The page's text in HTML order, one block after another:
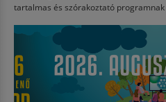
tartalmas és szórakoztató programnak